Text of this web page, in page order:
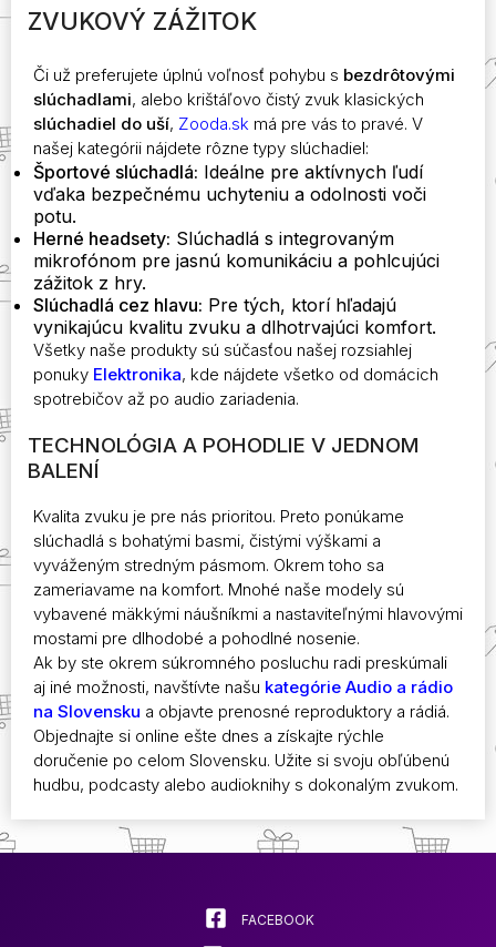
môžete
na
stránke
produktu.
SMARTPHONE
ZVUKOVÝ ZÁŽITOK
Či už preferujete úplnú voľnosť pohybu s bezdrôtovými
slúchadlami, alebo krištáľovo čistý zvuk klasických
slúchadiel do uší, Zooda.sk má pre vás to pravé. V
našej kategórii nájdete rôzne typy slúchadiel:
Športové slúchadlá: Ideálne pre aktívnych ľudí
vďaka bezpečnému uchyteniu a odolnosti voči
potu.
Herné headsety: Slúchadlá s integrovaným
mikrofónom pre jasnú komunikáciu a pohlcujúci
zážitok z hry.
Slúchadlá cez hlavu: Pre tých, ktorí hľadajú
vynikajúcu kvalitu zvuku a dlhotrvajúci komfort.
Všetky naše produkty sú súčasťou našej rozsiahlej
ponuky Elektronika, kde nájdete všetko od domácich
spotrebičov až po audio zariadenia.
TECHNOLÓGIA A POHODLIE V JEDNOM
BALENÍ
Kvalita zvuku je pre nás prioritou. Preto ponúkame
slúchadlá s bohatými basmi, čistými výškami a
vyváženým stredným pásmom. Okrem toho sa
zameriavame na komfort. Mnohé naše modely sú
vybavené mäkkými náušníkmi a nastaviteľnými hlavovými
mostami pre dlhodobé a pohodlné nosenie.
Ak by ste okrem súkromného posluchu radi preskúmali
aj iné možnosti, navštívte našu kategórie Audio a rádio
na Slovensku a objavte prenosné reproduktory a rádiá.
Objednajte si online ešte dnes a získajte rýchle
doručenie po celom Slovensku. Užite si svoju obľúbenú
hudbu, podcasty alebo audioknihy s dokonalým zvukom.
FACEBOOK